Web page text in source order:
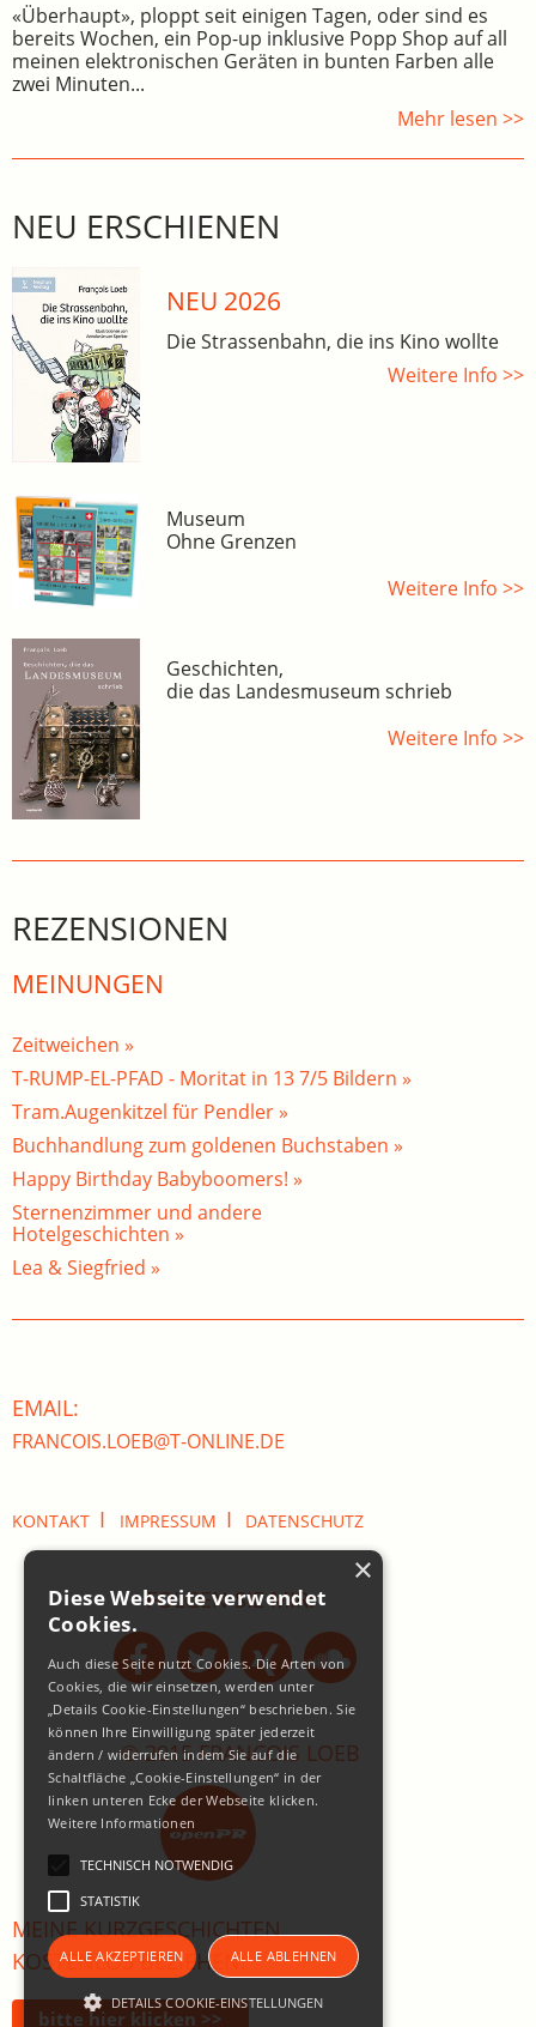
«Überhaupt», ploppt seit einigen Tagen, oder sind es
bereits Wochen, ein Pop-up inklusive Popp Shop auf all
meinen elektronischen Geräten in bunten Farben alle
zwei Minuten...
Mehr lesen >>
NEU ERSCHIENEN
NEU 2026
Die Strassenbahn, die ins Kino wollte
Weitere Info >>
Museum
Ohne Grenzen
Weitere Info >>
Geschichten,
die das Landesmuseum schrieb
Weitere Info >>
REZENSIONEN
MEINUNGEN
Zeitweichen »
T-RUMP-EL-PFAD - Moritat in 13 7/5 Bildern »
Tram.Augenkitzel für Pendler »
Buchhandlung zum goldenen Buchstaben »
Happy Birthday Babyboomers! »
Sternenzimmer und andere
Hotelgeschichten »
Lea & Siegfried »
EMAIL:
FRANCOIS.LOEB@T-ONLINE.DE
KONTAKT I IMPRESSUM I DATENSCHUTZ
FOLGEN SIE MIR:
© 2015 FRANCOIS LOEB
MEINE KURZGESCHICHTEN
KOSTENLOS BEZIEHEN:
×
Diese Webseite verwendet
Cookies.
Auch diese Seite nutzt Cookies. Die Arten von
Cookies, die wir einsetzen, werden unter
„Details Cookie-Einstellungen“ beschrieben. Sie
können Ihre Einwilligung später jederzeit
ändern / widerrufen indem Sie auf die
Schaltfläche „Cookie-Einstellungen“ in der
linken unteren Ecke der Webseite klicken.
Weitere Informationen
TECHNISCH NOTWENDIG
STATISTIK
ALLE AKZEPTIEREN ALLE ABLEHNEN
DETAILS COOKIE-EINSTELLUNGEN